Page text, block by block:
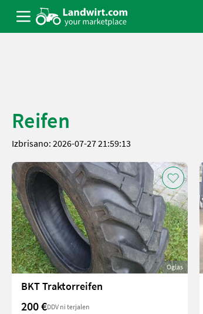
Reifen
Izbrisano: 2026-07-27 21:59:13
Oglas
BKT Traktorreifen
200 €DDV ni terjalen